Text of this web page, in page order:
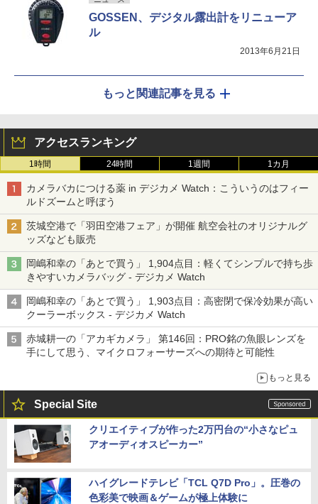
GOSSEN、デジタル露出計をリニューア
ル
2013年6月21日
もっと関連記事を見る
アクセスランキング
1時間 24時間 1週間 1カ月
カメラバカにつける薬 in デジカメ Watch：こういうのはフィー
ルドズームと呼ぼう
茨城空港で「羽田空港フェア」が開催 航空会社のオリジナルグ
ッズなども販売
岡嶋和幸の「あとで買う」 1,904点目：軽くてシンプルで持ち歩
きやすいカメラバッグ - デジカメ Watch
岡嶋和幸の「あとで買う」 1,903点目：高密閉で保冷効果が高い
クーラーボックス - デジカメ Watch
赤城耕一の「アカギカメラ」 第146回：PRO銘の魚眼レンズを
手にして思う、マイクロフォーサーズへの期待と可能性
もっと見る
Special Site
クリエイティブが作った2万円台の“小さなピュ
アオーディオスピーカー”
ハイグレードテレビ「TCL Q7D Pro」。圧巻の
色彩美で映画＆ゲームが極上体験に